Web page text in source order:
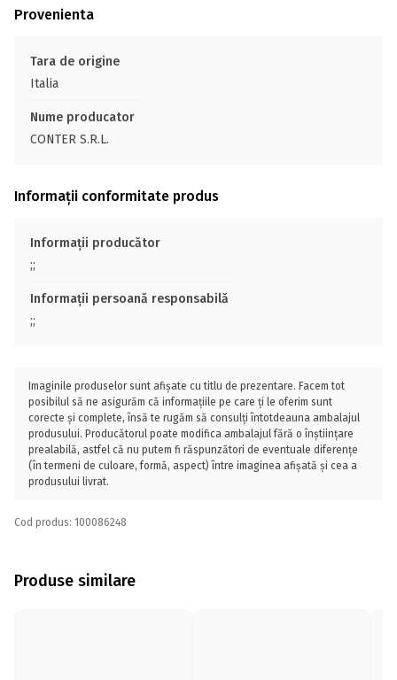
Provenienta
Tara de origine
Italia
Nume producator
CONTER S.R.L.
Informații conformitate produs
Informații producător
;;
Informații persoană responsabilă
;;
Imaginile produselor sunt afișate cu titlu de prezentare. Facem tot
posibilul să ne asigurăm că informațiile pe care ți le oferim sunt
corecte și complete, însă te rugăm să consulți întotdeauna ambalajul
produsului. Producătorul poate modifica ambalajul fără o înștiințare
prealabilă, astfel că nu putem fi răspunzători de eventuale diferențe
(în termeni de culoare, formă, aspect) între imaginea afișată și cea a
produsului livrat.
Cod produs: 100086248
Produse similare